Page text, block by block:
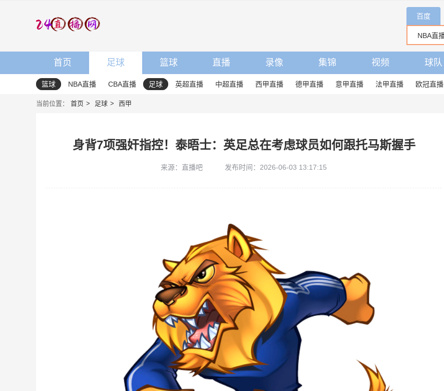
百度
首页 足球 篮球 直播 录像 集锦 视频 球队
篮球 NBA直播 CBA直播 足球 英超直播 中超直播 西甲直播 德甲直播 意甲直播 法甲直播 欧冠直播
当前位置： 首页 足球 西甲
身背7项强奸指控！泰晤士：英足总在考虑球员如何跟托马斯握手
来源：直播吧 发布时间：2026-06-03 13:17:15